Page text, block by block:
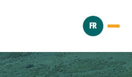
FR